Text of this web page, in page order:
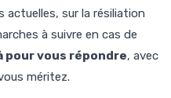
sur la résiliation
à suivre en cas de
pour vous répondre, avec
méritez.